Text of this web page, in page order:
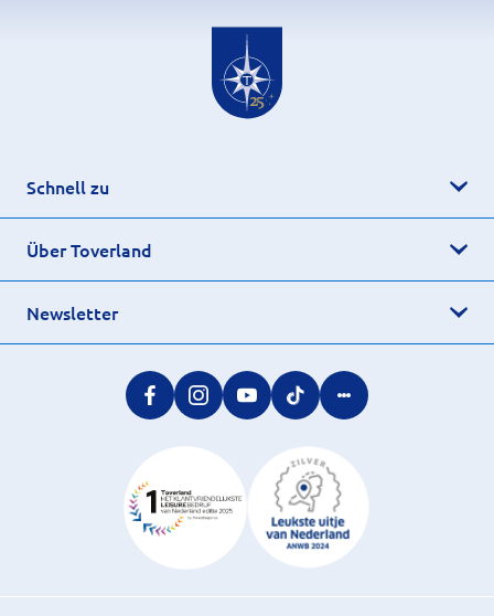
Schnell zu
Über Toverland
Newsletter